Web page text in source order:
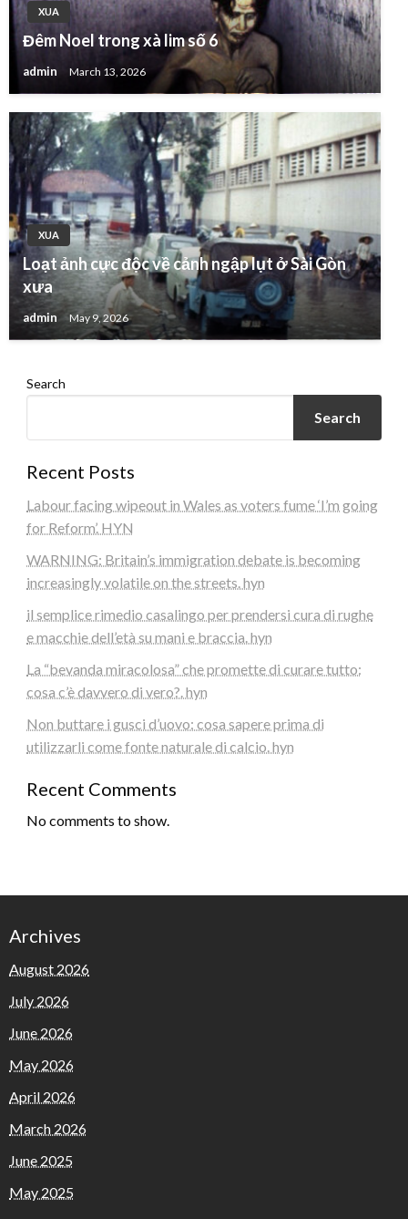
XUA
Đêm Noel trong xà lim số 6
admin March 13, 2026
XUA
Loạt ảnh cực độc về cảnh ngập lụt ở Sài Gòn
xưa
admin May 9, 2026
Search
Search
Recent Posts
Labour facing wipeout in Wales as voters fume ‘I’m going
for Reform’. HYN
WARNING: Britain’s immigration debate is becoming
increasingly volatile on the streets. hyn
il semplice rimedio casalingo per prendersi cura di rughe
e macchie dell’età su mani e braccia. hyn
La “bevanda miracolosa” che promette di curare tutto:
cosa c’è davvero di vero?. hyn
Non buttare i gusci d’uovo: cosa sapere prima di
utilizzarli come fonte naturale di calcio. hyn
Recent Comments
No comments to show.
Archives
August 2026
July 2026
June 2026
May 2026
April 2026
March 2026
June 2025
May 2025